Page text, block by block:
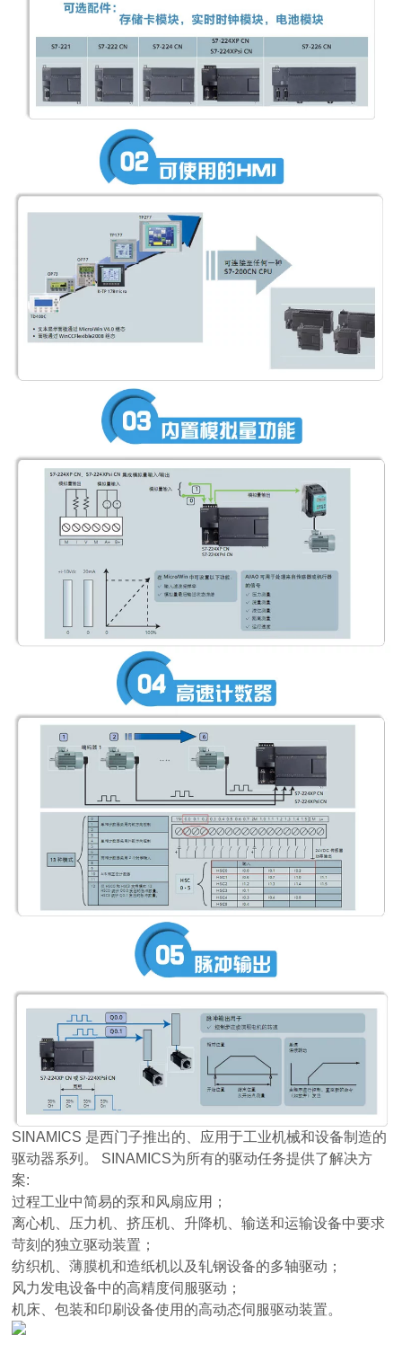
SINAMICS 是西门子推出的、应用于工业机械和设备制造的
驱动器系列。 SINAMICS为所有的驱动任务提供了解决方
案:
过程工业中简易的泵和风扇应用；
离心机、压力机、挤压机、升降机、输送和运输设备中要求
苛刻的独立驱动装置；
纺织机、薄膜机和造纸机以及轧钢设备的多轴驱动；
风力发电设备中的高精度伺服驱动；
机床、包装和印刷设备使用的高动态伺服驱动装置。